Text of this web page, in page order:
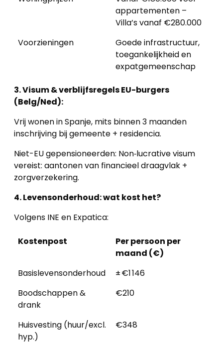
appartementen –
Villa’s vanaf €280.000
Voorzieningen
Goede infrastructuur,
toegankelijkheid en
expatgemeenschap
3. Visum & verblijfsregels EU-burgers
(Belg/Ned):
Vrij wonen in Spanje, mits binnen 3 maanden
inschrijving bij gemeente + residencia.
Niet-EU gepensioneerden: Non‑lucrative visum
vereist: aantonen van financieel draagvlak +
zorgverzekering.
4. Levensonderhoud: wat kost het?
Volgens INE en Expatica:
Kostenpost
Per persoon per
maand (€)
Basislevensonderhoud
± €1 146
Boodschappen &
drank
€210
Huisvesting (huur/excl.
hyp.)
€348